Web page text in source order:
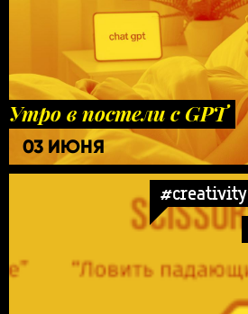
Утро в постели с GPT
03 ИЮНЯ
#creativity